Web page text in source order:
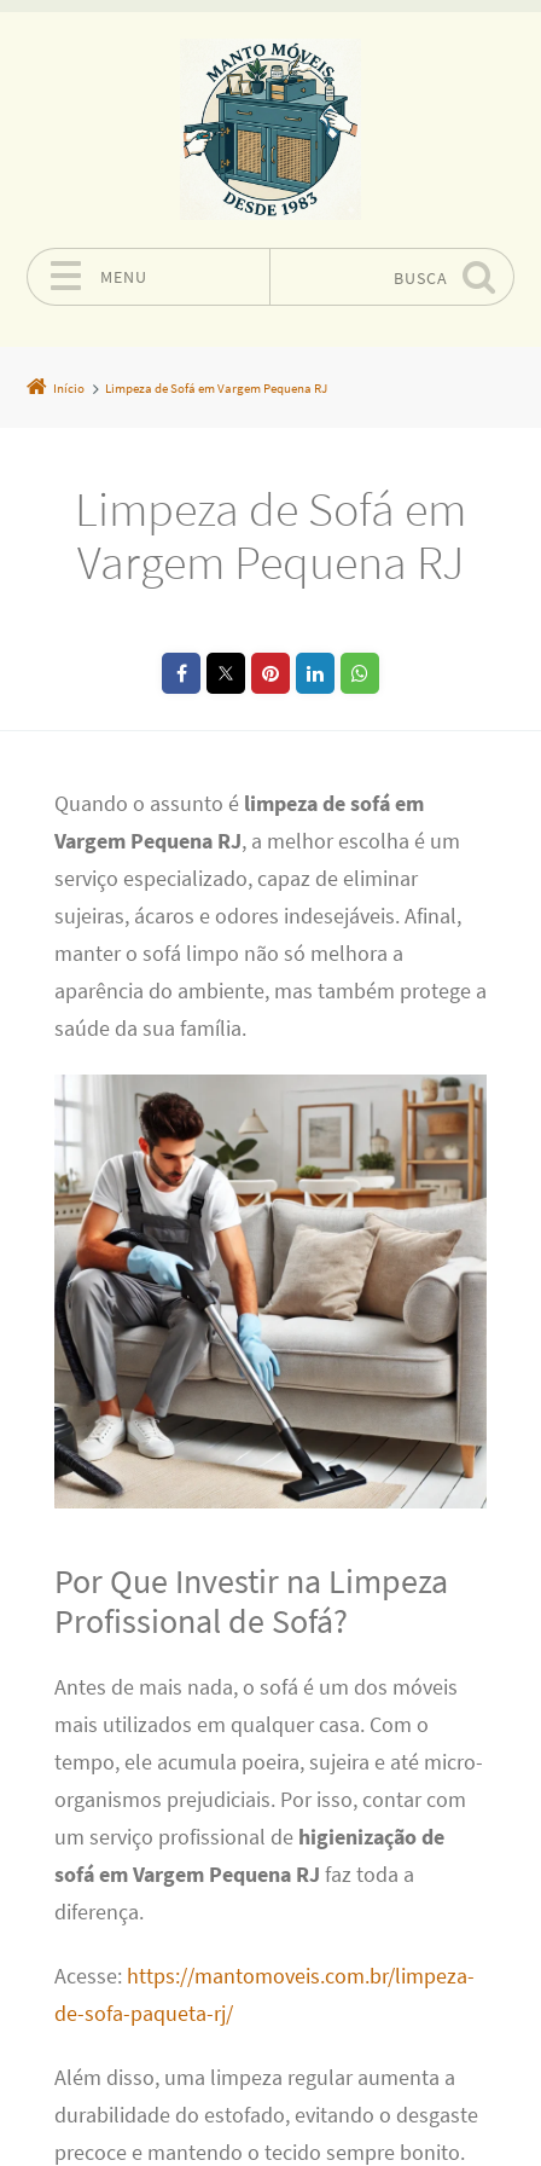
MENU BUSCA
Início Limpeza de Sofá em Vargem Pequena RJ
Limpeza de Sofá em
Vargem Pequena RJ
Quando o assunto é limpeza de sofá em
Vargem Pequena RJ, a melhor escolha é um
serviço especializado, capaz de eliminar
sujeiras, ácaros e odores indesejáveis. Afinal,
manter o sofá limpo não só melhora a
aparência do ambiente, mas também protege a
saúde da sua família.
Por Que Investir na Limpeza
Profissional de Sofá?
Antes de mais nada, o sofá é um dos móveis
mais utilizados em qualquer casa. Com o
tempo, ele acumula poeira, sujeira e até micro-
organismos prejudiciais. Por isso, contar com
um serviço profissional de higienização de
sofá em Vargem Pequena RJ faz toda a
diferença.
Acesse: https://mantomoveis.com.br/limpeza-
de-sofa-paqueta-rj/
Além disso, uma limpeza regular aumenta a
durabilidade do estofado, evitando o desgaste
precoce e mantendo o tecido sempre bonito.